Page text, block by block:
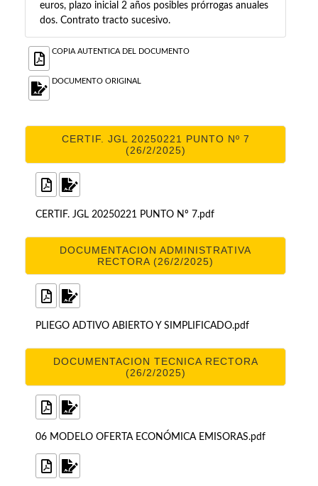
euros, plazo inicial 2 años posibles prórrogas anuales
dos. Contrato tracto sucesivo.
COPIA AUTENTICA DEL DOCUMENTO
DOCUMENTO ORIGINAL
CERTIF. JGL 20250221 PUNTO Nº 7
(26/2/2025)
CERTIF. JGL 20250221 PUNTO Nº 7.pdf
DOCUMENTACION ADMINISTRATIVA
RECTORA (26/2/2025)
PLIEGO ADTIVO ABIERTO Y SIMPLIFICADO.pdf
DOCUMENTACION TECNICA RECTORA
(26/2/2025)
06 MODELO OFERTA ECONÓMICA EMISORAS.pdf